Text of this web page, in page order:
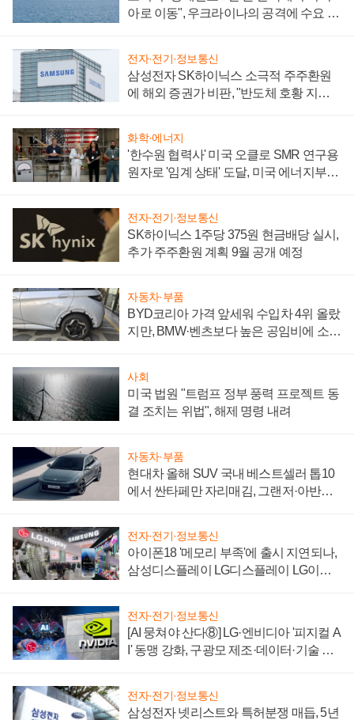
아로 이동", 우크라이나의 공격에 수요 늘
전자·전기·정보통신
삼성전자 SK하이닉스 소극적 주주환원
에 해외 증권가 비판, "반도체 호황 지속
화학·에너지
'한수원 협력사' 미국 오클로 SMR 연구용
원자로 '임계 상태' 도달, 미국 에너지부
전자·전기·정보통신
SK하이닉스 1주당 375원 현금배당 실시,
추가 주주환원 계획 9월 공개 예정
자동차·부품
BYD코리아 가격 앞세워 수입차 4위 올랐
지만, BMW·벤츠보다 높은 공임비에 소비
사회
미국 법원 "트럼프 정부 풍력 프로젝트 동
결 조치는 위법", 해제 명령 내려
자동차·부품
현대차 올해 SUV 국내 베스트셀러 톱10
에서 싼타페만 자리매김, 그랜저·아반떼
전자·전기·정보통신
아이폰18 '메모리 부족'에 출시 지연되나,
삼성디스플레이 LG디스플레이 LG이노
전자·전기·정보통신
[AI 뭉쳐야 산다⑧] LG·엔비디아 '피지컬 A
I' 동맹 강화, 구광모 제조·데이터·기술 결
전자·전기·정보통신
삼성전자 넷리스트와 특허분쟁 매듭, 5년